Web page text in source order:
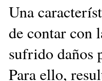
Una
de contar con
sufrido daños
Para ello,